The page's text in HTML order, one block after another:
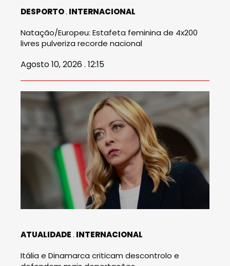
DESPORTO INTERNACIONAL
Natação/Europeu: Estafeta feminina de 4x200
livres pulveriza recorde nacional
Agosto 10, 2026 . 12:15
ATUALIDADE INTERNACIONAL
Itália e Dinamarca criticam descontrolo e